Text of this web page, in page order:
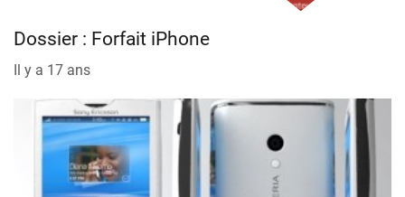
Dossier : Forfait iPhone
Il y a 17 ans